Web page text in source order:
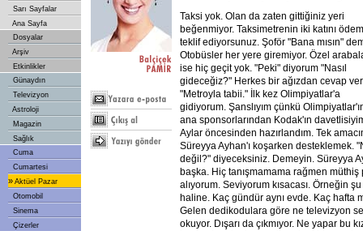
Sarı Sayfalar
Ana Sayfa
Dosyalar
Arşiv
Etkinlikler
Günaydın
Televizyon
Astroloji
Magazin
Sağlık
Cuma
Cumartesi
» Aktüel Pazar
Otomobil
Sinema
Çizerler
Taksi yok. Olan da zaten gittiğiniz yeri
beğenmiyor. Taksimetrenin iki katını
teklif ediyorsunuz. Şoför "Bana mısın"
Otobüsler her yere giremiyor. Özel
ise hiç geçit yok. "Peki" diyorum "Nasıl
gideceğiz?" Herkes bir ağızdan cevap
"Metroyla tabii." İlk kez Olimpiyatlar'a
gidiyorum. Şanslıyım çünkü
ana sponsorlarından Kodak'ın
Aylar öncesinden hazırlandım. Tek
Süreyya Ayhan'ı koşarken desteklemek.
değil?" diyeceksiniz. Demeyin. Süreyya
başka. Hiç tanışmamama rağmen
alıyorum. Seviyorum kısacası. Örneğin
haline. Kaç gündür aynı evde. Kaç hafta
Gelen dedikodulara göre ne televizyon
okuyor. Dışarı da çıkmıyor. Ne yapar bu